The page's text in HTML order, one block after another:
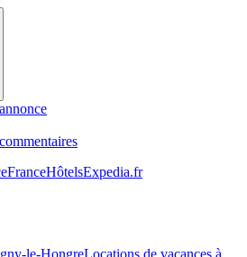
FranceHôtelsExpedia.fr
le-HongreLocations de vacances à